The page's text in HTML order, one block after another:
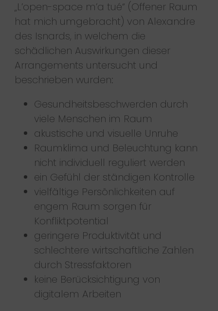
„L’open-space m’a tué“ (Offener Raum
hat mich umgebracht) von Alexandre
des Isnards, in welchem die
schädlichen Auswirkungen dieser
Arrangements untersucht und
beschrieben wurden:
Gesundheitsbeschwerden durch
viele Menschen im Raum
akustische und visuelle Unruhe
Raumklima und Beleuchtung kann
nicht individuell reguliert werden
ein Gefühl der ständigen Kontrolle
vielfältige Persönlichkeiten auf
engem Raum sorgen für
Konfliktpotential
geringere Produktivität und
schlechtere wirtschaftliche Zahlen
durch Stressfaktoren
keine Berücksichtigung von
digitalem Arbeiten